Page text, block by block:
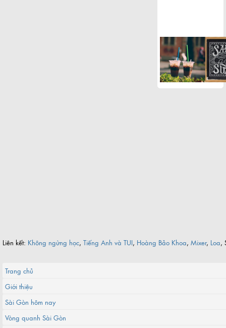
Liên kết: Không ngừng học, Tiếng Anh và TUI, Hoàng Bảo Khoa, Mixer, Loa,
Trang chủ
Giới thiệu
Sài Gòn hôm nay
Vòng quanh Sài Gòn